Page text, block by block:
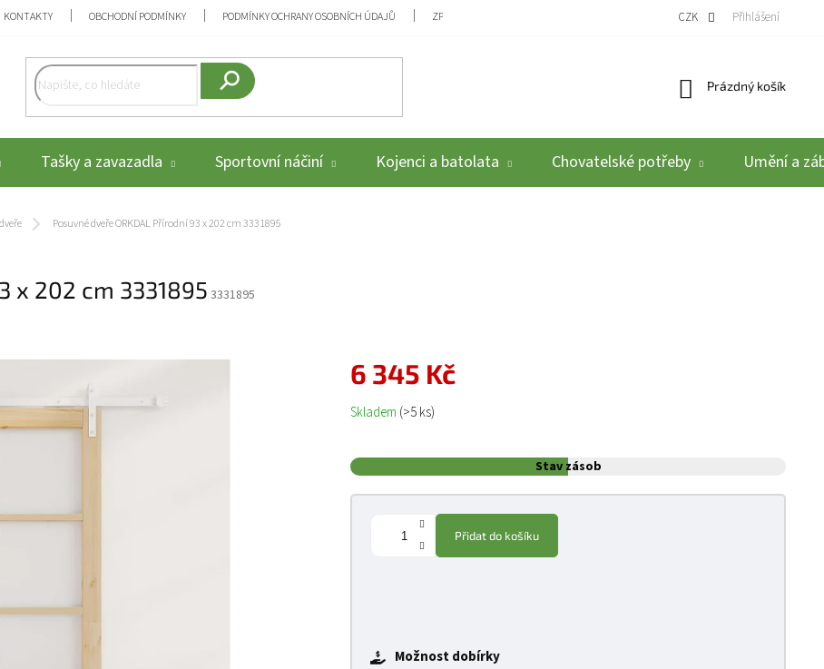
KONTAKTY OBCHODNÍ PODMÍNKY PODMÍNKY OCHRANY OSOBNÍCH ÚDAJŮ ZPĚTNÝ ODBĚR VYSLOUŽILÝCH ELEKTROZAŘÍZENÍ / BATERIÍ REKLAMACE A
CZK Přihlášení
Nákupní košík
Prázdný košík
Tašky a zavazadla Sportovní náčiní Kojenci a batolata Chovatelské potřeby Umění a
Posuvné dveře ORKDAL Přírodní 93 x 202 cm 3331895
x 202 cm 3331895 3331895
6 345 Kč
Měrná cena:
Skladem (>5 ks)
Stav zásob
Přidat do košíku
Možnost dobírky